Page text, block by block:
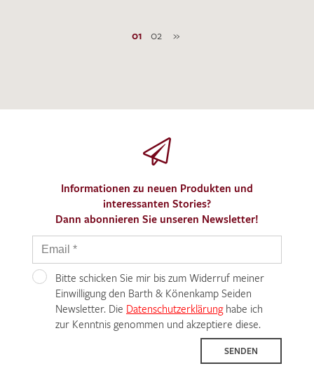
01 02 »
Informationen zu neuen Produkten und
interessanten Stories?
Dann abonnieren Sie unseren Newsletter!
Bitte schicken Sie mir bis zum Widerruf meiner
Einwilligung den Barth & Könenkamp Seiden
Newsletter. Die Datenschutzerklärunghabe ich
zur Kenntnis genommen und akzeptiere diese.
SENDEN